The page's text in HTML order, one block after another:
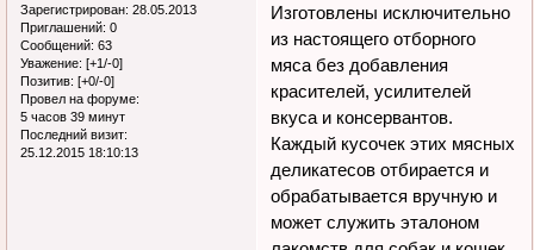
Зарегистрирован: 28.05.2013
Приглашений: 0
Сообщений: 63
Уважение: [+1/-0]
Позитив: [+0/-0]
Провел на форуме:
5 часов 39 минут
Последний визит:
25.12.2015 18:10:13
Изготовлены исключительно
из настоящего отборного
мяса без добавления
красителей, усилителей
вкуса и консервантов.
Каждый кусочек этих мясных
деликатесов отбирается и
обрабатывается вручную и
может служить эталоном